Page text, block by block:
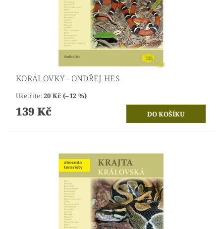
KORÁLOVKY - ONDŘEJ HES
Ušetříte:20 Kč (–12 %)
139 Kč